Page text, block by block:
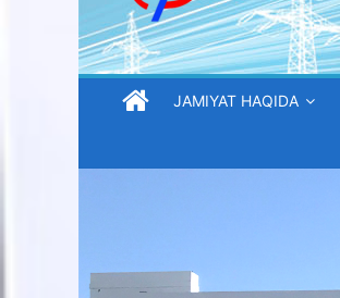
elektr
“Buxoro
JAMIYAT HAQIDA